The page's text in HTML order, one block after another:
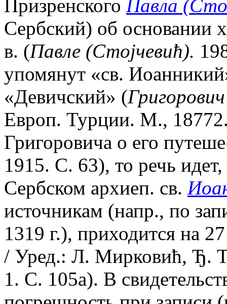
Призренского Павла
Сербский) об основании
в. (Павле (Стоjчевић).
упомянут «св.
«Девичский» (
Европ. Турции. М.,
Григоровича о его
1915. С. 63), то речь
Сербском архиеп. св.
источникам (напр., по
1319 г.), приходится на
/ Уред.: Л. Мирковић, Ђ.
1. С. 105а). В